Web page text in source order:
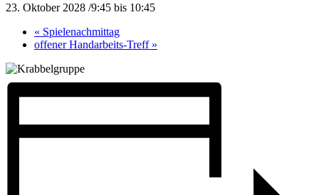
23. Oktober 2028 /9:45 bis 10:45
« Spielenachmittag
offener Handarbeits-Treff »